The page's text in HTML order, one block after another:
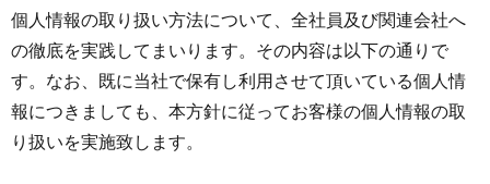
個人情報の取り扱い方法について、全社員及び関連会社へ
の徹底を実践してまいります。その内容は以下の通りで
す。なお、既に当社で保有し利用させて頂いている個人情
報につきましても、本方針に従ってお客様の個人情報の取
り扱いを実施致します。